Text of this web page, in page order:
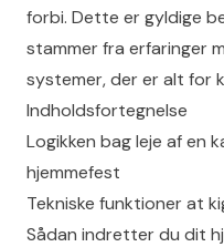
forbi. Dette er gyldige
stammer fra erfaringer
systemer, der er alt for
Indholdsfortegnelse
Logikken bag leje af en
hjemmefest
Tekniske funktioner at
Sådan indretter du dit